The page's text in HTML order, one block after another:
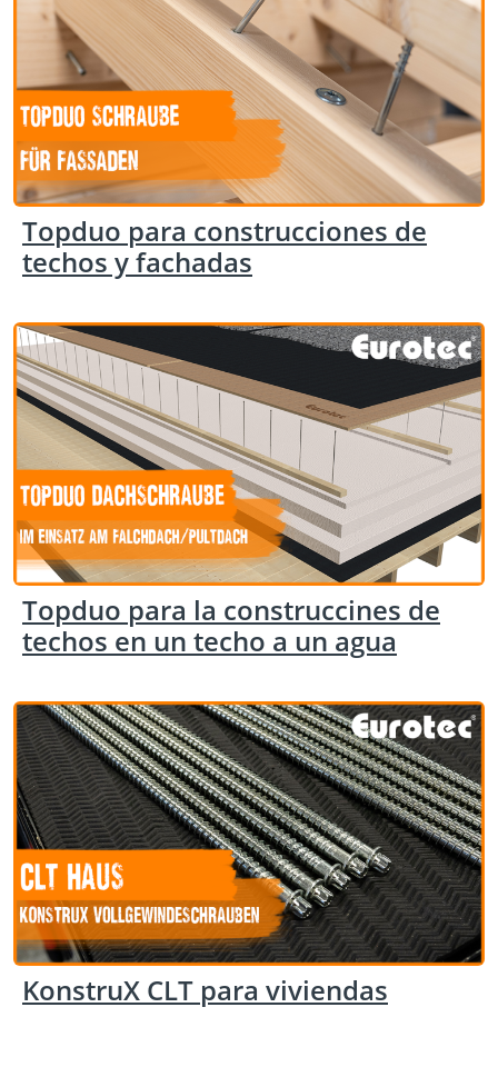
Topduo para construcciones de
techos y fachadas
Topduo para la construccines de
techos en un techo a un agua
KonstruX CLT para viviendas